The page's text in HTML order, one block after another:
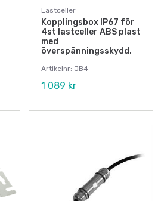
Lastceller
Kopplingsbox IP67 för
4st lastceller ABS plast
med
överspänningsskydd.
Artikelnr: JB4
1 089 kr